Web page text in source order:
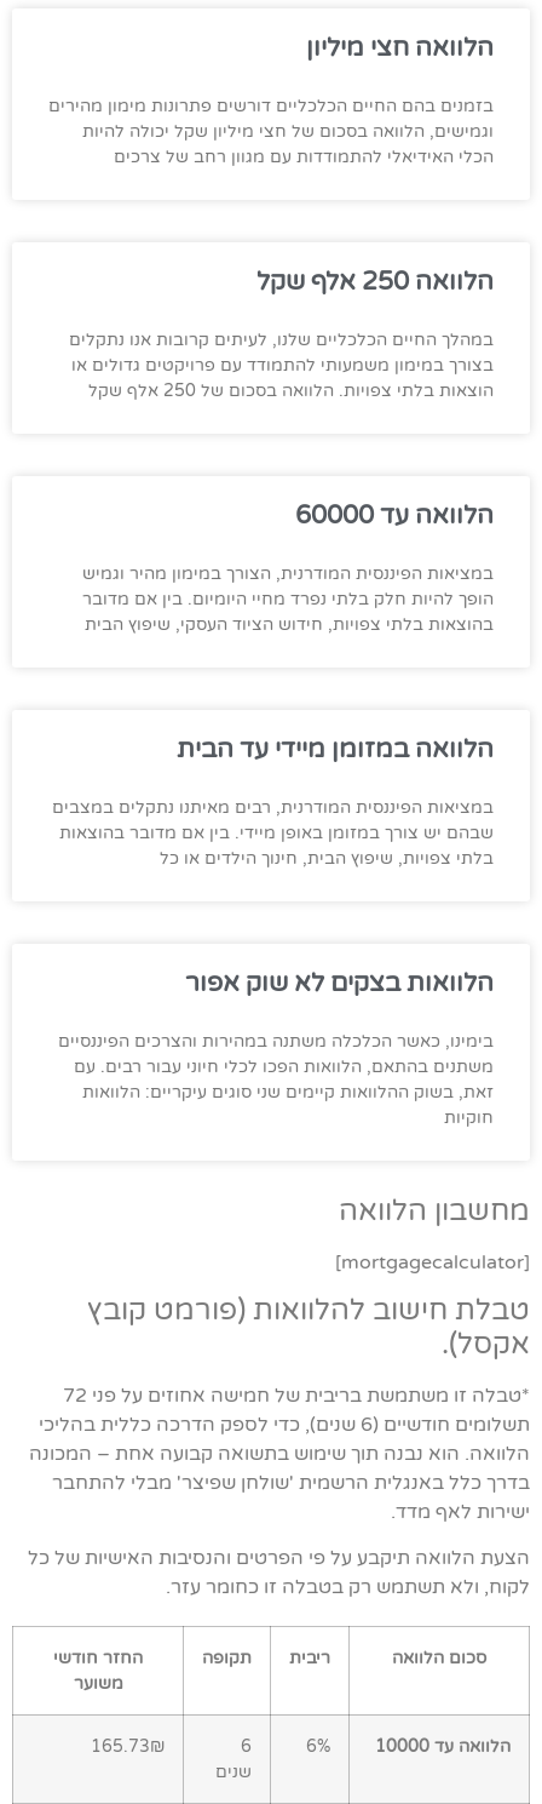
הלוואה חצי מיליון
בזמנים בהם החיים הכלכליים דורשים פתרונות מימון מהירים
וגמישים, הלוואה בסכום של חצי מיליון שקל יכולה להיות
הכלי האידיאלי להתמודדות עם מגוון רחב של צרכים
הלוואה 250 אלף שקל
במהלך החיים הכלכליים שלנו, לעיתים קרובות אנו נתקלים
בצורך במימון משמעותי להתמודד עם פרויקטים גדולים או
הוצאות בלתי צפויות. הלוואה בסכום של 250 אלף שקל
הלוואה עד 60000
במציאות הפיננסית המודרנית, הצורך במימון מהיר וגמיש
הופך להיות חלק בלתי נפרד מחיי היומיום. בין אם מדובר
בהוצאות בלתי צפויות, חידוש הציוד העסקי, שיפוץ הבית
הלוואה במזומן מיידי עד הבית
במציאות הפיננסית המודרנית, רבים מאיתנו נתקלים במצבים
שבהם יש צורך במזומן באופן מיידי. בין אם מדובר בהוצאות
בלתי צפויות, שיפוץ הבית, חינוך הילדים או כל
הלוואות בצקים לא שוק אפור
בימינו, כאשר הכלכלה משתנה במהירות והצרכים הפיננסיים
משתנים בהתאם, הלוואות הפכו לכלי חיוני עבור רבים. עם
זאת, בשוק ההלוואות קיימים שני סוגים עיקריים: הלוואות
חוקיות
מחשבון הלוואה
[mortgagecalculator]
טבלת חישוב להלוואות (פורמט קובץ
אקסל).
*טבלה זו משתמשת בריבית של חמישה אחוזים על פני 72
תשלומים חודשיים (6 שנים), כדי לספק הדרכה כללית בהליכי
הלוואה. הוא נבנה תוך שימוש בתשואה קבועה אחת – המכונה
בדרך כלל באנגלית הרשמית 'שולחן שפיצר' מבלי להתחבר
ישירות לאף מדד.
הצעת הלוואה תיקבע על פי הפרטים והנסיבות האישיות של כל
לקוח, ולא תשתמש רק בטבלה זו כחומר עזר.
סכום הלוואה ריבית תקופה
החזר חודשי
משוער
הלוואה עד 10000 6%
6
שנים
165.73₪